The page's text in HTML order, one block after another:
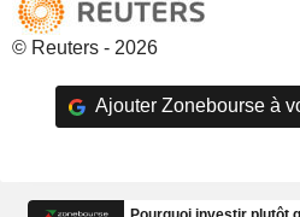
© Reuters - 2026
Ajouter Zonebourse à